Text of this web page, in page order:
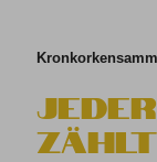
zählt